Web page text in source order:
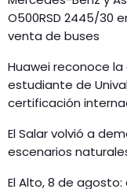
O500RSD 2445/30
venta de buses
Huawei reconoce
estudiante de
certificación
El Salar volvió a
escenarios
El Alto, 8 de agosto: